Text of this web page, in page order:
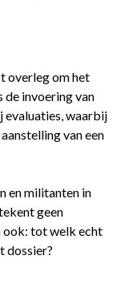
overleg om het
de invoering van
evaluaties, waarbij
van een
en militanten in
geen
ook: tot welk echt
dossier?